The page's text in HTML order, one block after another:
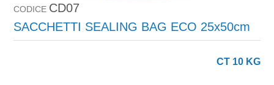
CODICE CD07
SACCHETTI SEALING BAG ECO 25x50cm
CT 10 KG